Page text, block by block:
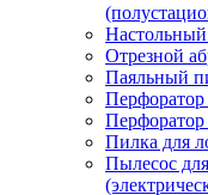
Отрезной
Паяльный
Перфоратор
Пилка для
Пылесос